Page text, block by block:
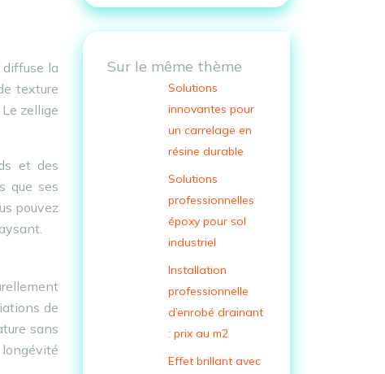
la
texture
zellige
et des
que ses
pouvez
de
sans
Sur le même thème
Solutions
innovantes pour
un carrelage en
résine durable
Solutions
professionnelles
époxy pour sol
industriel
Installation
professionnelle
d’enrobé drainant
: prix au m2
Effet brillant avec